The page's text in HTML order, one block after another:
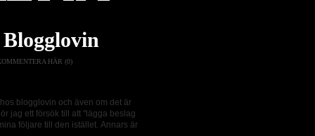
HÄR (0)
blogglovin och även om det är
jag ett försök till att "lägga beslag
följare till den istället. Annars är